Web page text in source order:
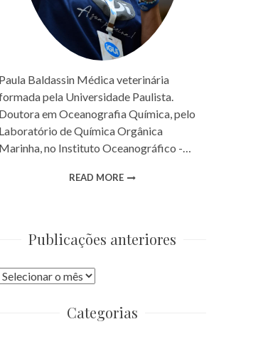
Paula Baldassin Médica veterinária
pela Universidade Paulista.
Doutora em Oceanografia Química, pelo
Laboratório de Química Orgânica
Marinha, no Instituto Oceanográfico -…
READ MORE
Publicações anteriores
Publicações
Categorias